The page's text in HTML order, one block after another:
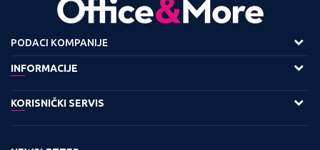
PODACI KOMPANIJE
Adresa :
11158 Beograd
INFORMACIJE
O nama
Zaposlenje
KORISNIČKI SERVIS